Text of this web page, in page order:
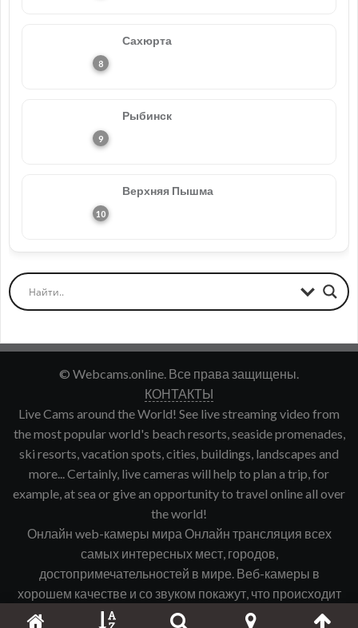
Сахюрта
Рыбинск
Верхняя Пышма
© Webcams.online. Все права защищены.
КОНТАКТЫ
Live Cams around the World! See live streaming video from
the most popular world's beach resorts, seaside promenades,
ski resorts, vacation spots, cities, buildings, landscapes and
more... Certainly, live cameras will help to plan a trip, for
example, at sea or give an opportunity to travel online all over
the world!
Онлайн web-камеры мира Онлайн трансляция всех
самых интересных мест, городов,
достопримечательностей в мире. Веб-камеры в
хорошем качестве и со звуком покажут, что происходит
именно сейчас в интересующем Вас городе, курорте и